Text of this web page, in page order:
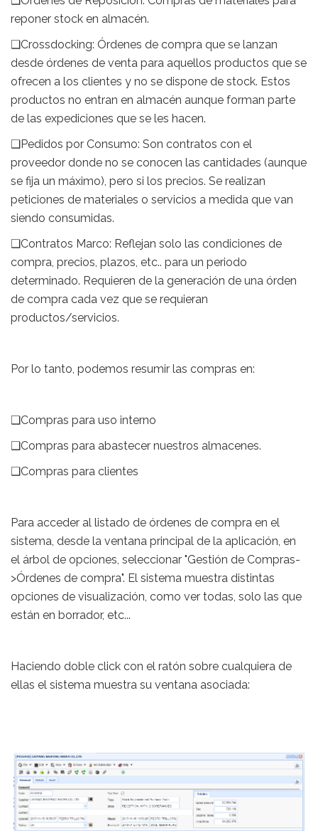
reponer stock en almacén.
❑Crossdocking: Órdenes de compra que se lanzan
desde órdenes de venta para aquellos productos que se
ofrecen a los clientes y no se dispone de stock. Estos
productos no entran en almacén aunque forman parte
de las expediciones que se les hacen.
❑Pedidos por Consumo: Son contratos con el
proveedor donde no se conocen las cantidades (aunque
se fija un máximo), pero si los precios. Se realizan
peticiones de materiales o servicios a medida que van
siendo consumidas.
❑Contratos Marco: Reflejan solo las condiciones de
compra, precios, plazos, etc.. para un periodo
determinado. Requieren de la generación de una órden
de compra cada vez que se requieran
productos/servicios.
Por lo tanto, podemos resumir las compras en:
❑Compras para uso interno
❑Compras para abastecer nuestros almacenes.
❑Compras para clientes
Para acceder al listado de órdenes de compra en el
sistema, desde la ventana principal de la aplicación, en
el árbol de opciones, seleccionar "Gestión de Compras-
>Órdenes de compra". El sistema muestra distintas
opciones de visualización, como ver todas, solo las que
están en borrador, etc...
Haciendo doble click con el ratón sobre cualquiera de
ellas el sistema muestra su ventana asociada: